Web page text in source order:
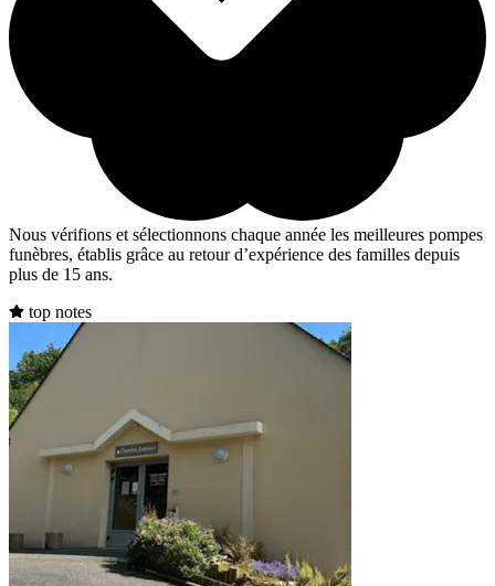
Nous vérifions et sélectionnons chaque année les meilleures pompes
funèbres, établis grâce au retour d’expérience des familles depuis
plus de 15 ans.
top notes